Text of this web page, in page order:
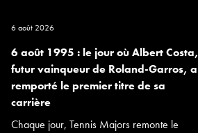
6 août 2026
6 août 1995 : le jour où Albert Costa,
futur vainqueur de Roland-Garros, a
remporté le premier titre de sa
carrière
Chaque jour, Tennis Majors remonte le